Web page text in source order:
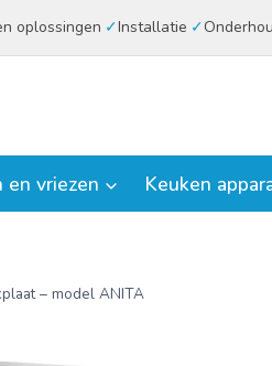
oplossingen Installatie
en vriezen Keuken
– model ANITA